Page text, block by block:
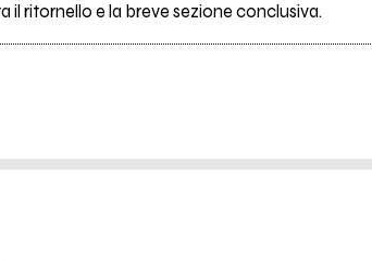
il ritornello e la breve sezione conclusiva.